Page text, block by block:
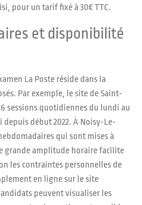
pour un tarif fixé à 30€ TTC.
et disponibilité
La Poste réside dans la
Par exemple, le site de Saint-
sessions quotidiennes du lundi au
depuis début 2022. À Noisy-Le-
qui sont mises à
grande amplitude horaire facilite
les contraintes personnelles de
en ligne sur le site
peuvent visualiser les